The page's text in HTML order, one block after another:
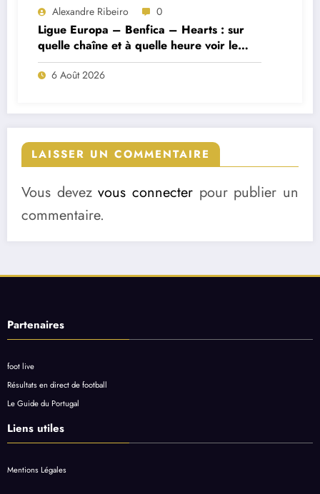
Alexandre Ribeiro 0
Ligue Europa – Benfica – Hearts : sur
quelle chaîne et à quelle heure voir le
match ?
6 Août 2026
LAISSER UN COMMENTAIRE
Vous devezvous connecter pour publier un
commentaire.
Partenaires
foot live
Résultats en direct de football
Le Guide du Portugal
Liens utiles
Mentions Légales